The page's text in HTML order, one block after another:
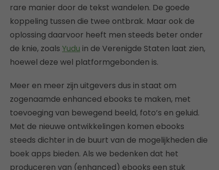
rare manier door de tekst wandelen. De goede
koppeling tussen die twee ontbrak. Maar ook de
oplossing daarvoor heeft men steeds beter onder
de knie, zoals Yudu in de Verenigde Staten laat zien,
hoewel deze wel platformgebonden is.
Meer en meer zijn uitgevers dus in staat om
zogenaamde enhanced ebooks te maken, met
toevoeging van bewegend beeld, foto’s en geluid.
Met de nieuwe ontwikkelingen komen ebooks
steeds dichter in de buurt van de mogelijkheden die
boek apps bieden. Als we bedenken dat het
produceren van (enhanced) ebooks een stuk